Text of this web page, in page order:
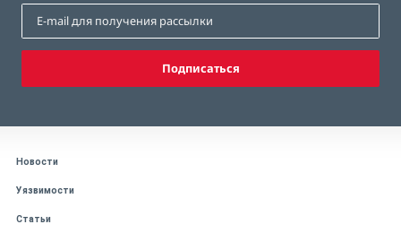
Подписаться
Новости
Уязвимости
Статьи